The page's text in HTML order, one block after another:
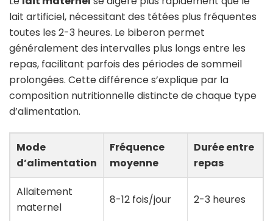
lait artificiel, nécessitant des tétées plus fréquentes
toutes les 2-3 heures. Le biberon permet
généralement des intervalles plus longs entre les
repas, facilitant parfois des périodes de sommeil
prolongées. Cette différence s’explique par la
composition nutritionnelle distincte de chaque type
d’alimentation.
Mode
d’alimentation
Fréquence
moyenne
Durée entre
repas
Allaitement
maternel
8-12 fois/jour 2-3 heures